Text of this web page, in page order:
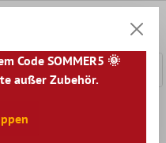
Saraland
Code SOMMER5 🌞
außer Zubehör.